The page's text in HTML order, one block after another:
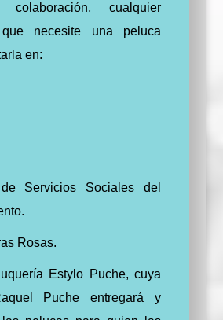
cualquier
que necesite una peluca
en:
Servicios Sociales del
Rosas.
Estylo Puche, cuya
Puche entregará y